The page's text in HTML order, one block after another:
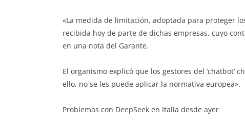
«La medida de limitación, adoptada para proteger
recibida hoy de parte de dichas empresas, cuyo
en una nota del Garante.
El organismo explicó que los gestores del
ello, no se les puede aplicar la normativa europea».
Problemas con DeepSeek en Italia desde ayer